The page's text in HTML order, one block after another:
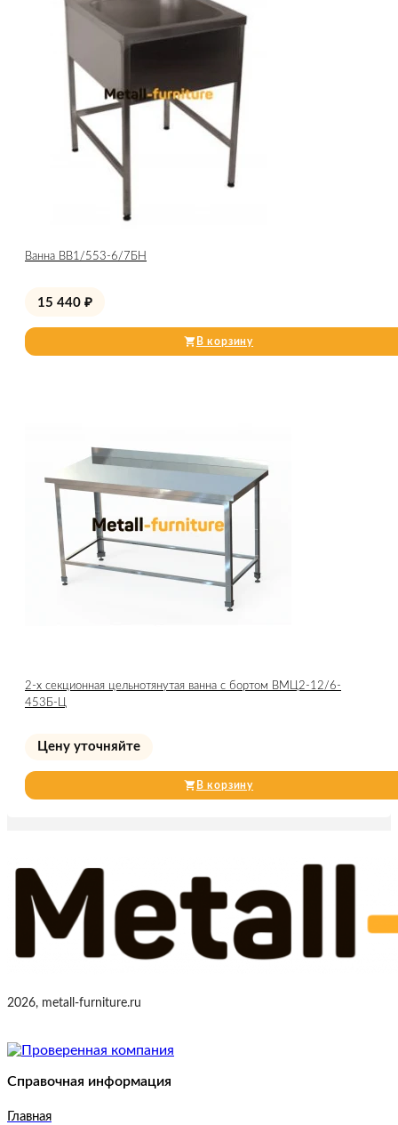
Ванна ВВ1/553-6/7БН
15 440 ₽
В корзину
2-х секционная цельнотянутая ванна с бортом ВМЦ2-12/6-
453Б-Ц
Цену уточняйте
В корзину
2026, metall-furniture.ru
Справочная информация
Главная